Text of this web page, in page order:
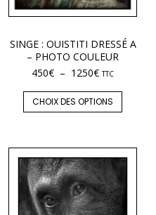
SINGE : OUISTITI DRESSÉ A
– PHOTO COULEUR
450€ – 1250€ TTC
CHOIX DES OPTIONS